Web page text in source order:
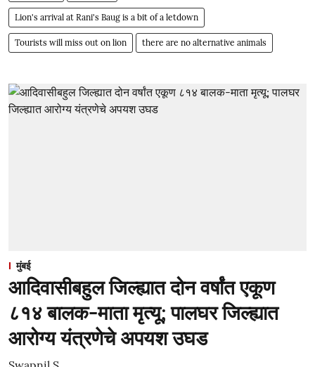
Lion's arrival at Rani's Baug is a bit of a letdown
Tourists will miss out on lion there are no alternative animals
मुंबई
आदिवासीबहुल जिल्ह्यात दोन वर्षांत एकूण
८१४ बालक-माता मृत्यू; पालघर जिल्ह्यात
आरोग्य यंत्रणेचे अपयश उघड